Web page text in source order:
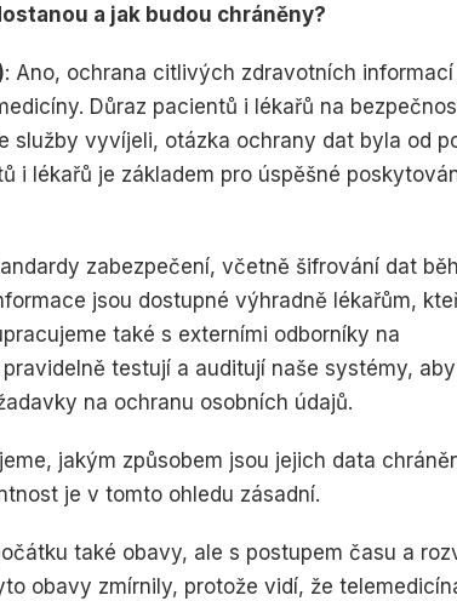
a jak budou chráněny?
: Ano, ochrana citlivých zdravotních informací
Důraz pacientů i lékařů na
služby vyvíjeli, otázka ochrany dat byla od
i lékařů je základem pro úspěšné
zabezpečení, včetně šifrování dat
jsou dostupné výhradně lékařům,
také s externími odborníky na
testují a auditují naše systémy,
na ochranu osobních údajů.
jakým způsobem jsou jejich data
je v tomto ohledu zásadní.
také obavy, ale s postupem času a
obavy zmírnily, protože vidí, že